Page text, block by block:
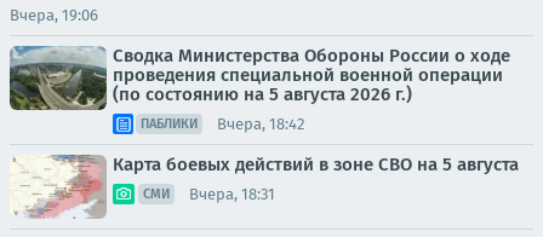
Вчера, 19:06
Сводка Министерства Обороны России о ходе
проведения специальной военной операции
(по состоянию на 5 августа 2026 г.)
ПАБЛИКИ Вчера, 18:42
Карта боевых действий в зоне СВО на 5 августа
СМИ Вчера, 18:31